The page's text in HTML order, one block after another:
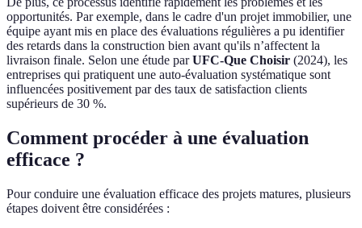
opportunités. Par exemple, dans le cadre d'un projet immobilier, une
équipe ayant mis en place des évaluations régulières a pu identifier
des retards dans la construction bien avant qu'ils n’affectent la
livraison finale. Selon une étude parUFC-Que Choisir (2024), les
entreprises qui pratiquent une auto-évaluation systématique sont
influencées positivement par des taux de satisfaction clients
supérieurs de 30 %.
Comment procéder à une évaluation
efficace ?
Pour conduire une évaluation efficace des projets matures, plusieurs
étapes doivent être considérées :